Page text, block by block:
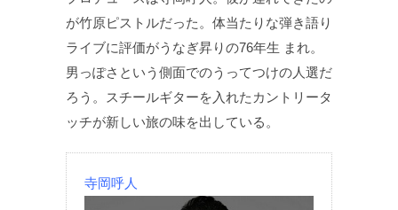
が竹原ピストルだった。体当たりな弾き語り
ライブに評価がうなぎ昇りの76年生 まれ。
男っぽさという側面でのうってつけの人選だ
ろう。スチールギターを入れたカントリータ
ッチが新しい旅の味を出している。
寺岡呼人